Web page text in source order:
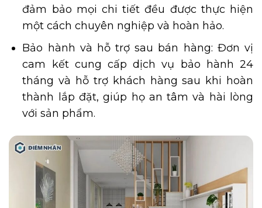
đảm bảo mọi chi tiết đều được thực hiện
một cách chuyên nghiệp và hoàn hảo.
Bảo hành và hỗ trợ sau bán hàng: Đơn vị
cam kết cung cấp dịch vụ bảo hành 24
tháng và hỗ trợ khách hàng sau khi hoàn
thành lắp đặt, giúp họ an tâm và hài lòng
với sản phẩm.